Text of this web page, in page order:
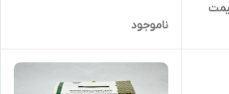
ناموجود